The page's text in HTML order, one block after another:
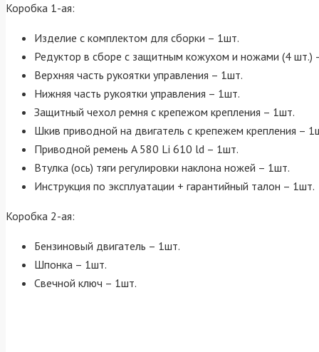
Коробка 1-ая:
Изделие с комплектом для сборки – 1шт.
Редуктор в сборе с защитным кожухом и ножами (4 шт.)
Верхняя часть рукоятки управления – 1шт.
Нижняя часть рукоятки управления – 1шт.
Защитный чехол ремня с крепежом крепления – 1шт.
Шкив приводной на двигатель с крепежем крепления –
Приводной ремень A 580 Li 610 ld – 1шт.
Втулка (ось) тяги регулировки наклона ножей – 1шт.
Инструкция по эксплуатации + гарантийный талон – 1шт.
Коробка 2-ая:
Бензиновый двигатель – 1шт.
Шпонка – 1шт.
Свечной ключ – 1шт.